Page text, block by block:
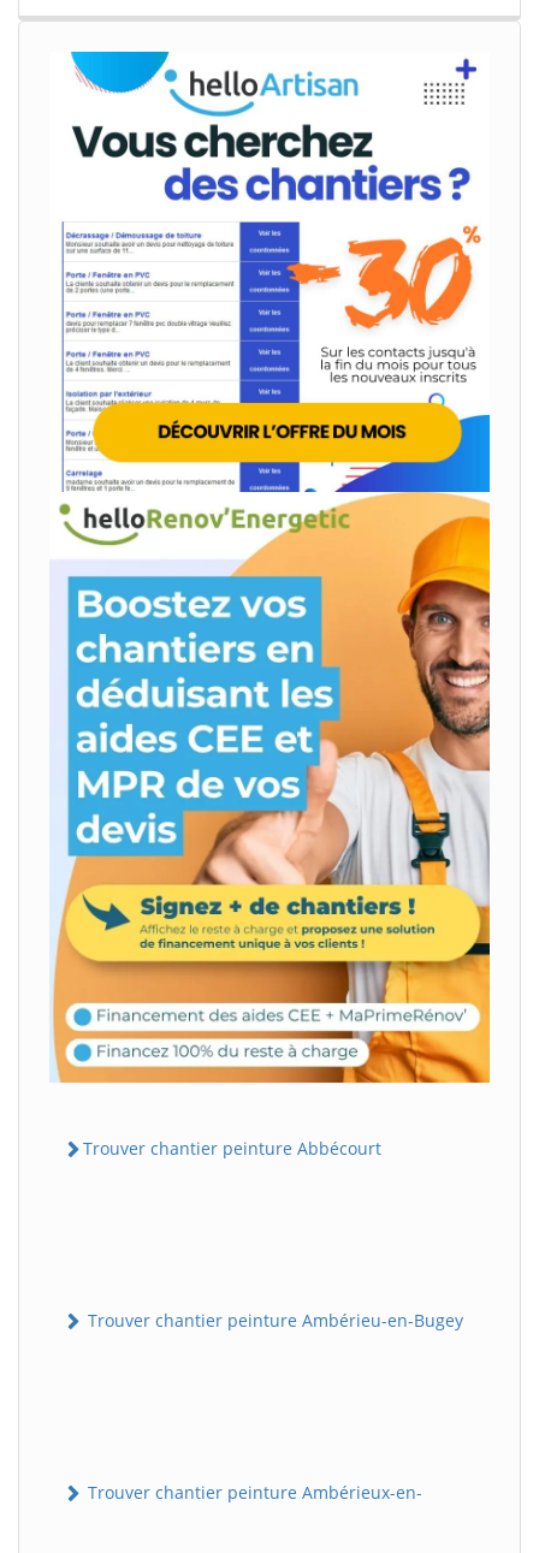
Trouver chantier peinture Abbécourt
Trouver chantier peinture Ambérieu-en-Bugey
Trouver chantier peinture Ambérieux-en-